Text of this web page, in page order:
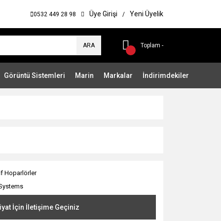
0532 449 28 98 Üye Girişi / Yeni Üyelik
ARA Toplam -
Görüntü Sistemleri Marin Markalar İndirimdekiler
Hoparlörler
İçin İletişime Geçiniz